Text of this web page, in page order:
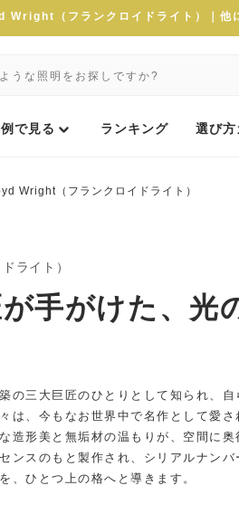
（フランクロイドライト）｜他
で見る ランキング 選び方
Wright（フランクロイドライト）
ライト）
手がけた、光
の三大巨匠のひとりとして知られ、自
は、今もなお世界中で名作として愛さ
造形美と無垢材の温もりが、空間に奥
ンスのもと製作され、シリアルナンバ
、ひとつ上の格へと導きます。